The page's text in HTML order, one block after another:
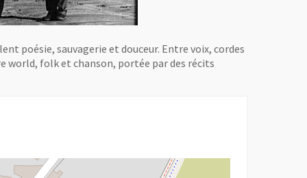
poésie, sauvagerie et douceur. Entre voix, cordes
world, folk et chanson, portée par des récits